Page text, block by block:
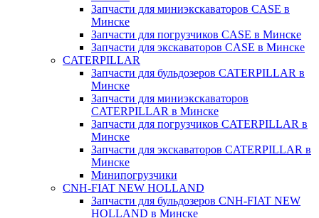
Запчасти для миниэкскаваторов CASE в
Минске
Запчасти для погрузчиков CASE в Минске
Запчасти для экскаваторов CASE в Минске
CATERPILLAR
Запчасти для бульдозеров CATERPILLAR в
Минске
Запчасти для миниэкскаваторов
CATERPILLAR в Минске
Запчасти для погрузчиков CATERPILLAR в
Минске
Запчасти для экскаваторов CATERPILLAR в
Минскe
Минипогрузчики
CNH-FIAT NEW HOLLAND
Запчасти для бульдозеров CNH-FIAT NEW
HOLLAND в Минске